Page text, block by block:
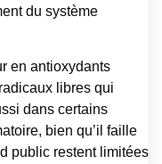
du système
en antioxydants
libres qui
dans certains
bien qu’il faille
public restent limitées